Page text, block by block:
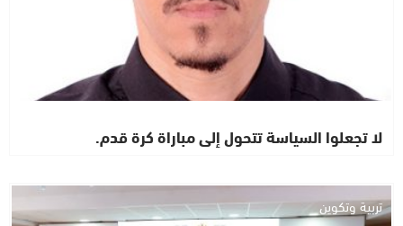
لا تجعلوا السياسة تتحول إلى مباراة كرة قدم.
تربية وتكوين